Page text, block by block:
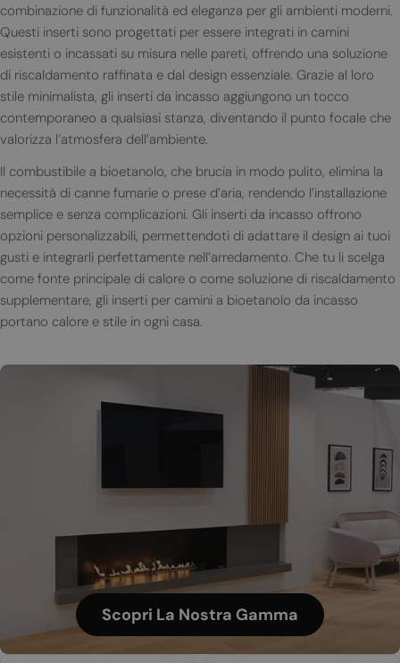
combinazione di funzionalità ed eleganza per gli ambienti moderni.
Questi inserti sono progettati per essere integrati in camini
esistenti o incassati su misura nelle pareti, offrendo una soluzione
di riscaldamento raffinata e dal design essenziale. Grazie al loro
stile minimalista, gli inserti da incasso aggiungono un tocco
contemporaneo a qualsiasi stanza, diventando il punto focale che
valorizza l’atmosfera dell’ambiente.
Il combustibile a bioetanolo, che brucia in modo pulito, elimina la
necessità di canne fumarie o prese d’aria, rendendo l’installazione
semplice e senza complicazioni. Gli inserti da incasso offrono
opzioni personalizzabili, permettendoti di adattare il design ai tuoi
gusti e integrarli perfettamente nell’arredamento. Che tu li scelga
come fonte principale di calore o come soluzione di riscaldamento
supplementare, gli inserti per camini a bioetanolo da incasso
portano calore e stile in ogni casa.
Scopri La Nostra Gamma